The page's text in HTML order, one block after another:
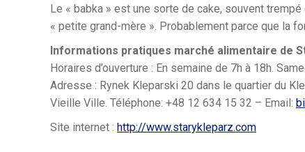
Le « babka » est une sorte de cake, souvent
« petite grand-mère ». Probablement parce que la
Informations pratiques marché alimentaire de
Horaires d’ouverture : En semaine de 7h à 18h.
Adresse : Rynek Kleparski 20 dans le quartier du
Vieille Ville. Téléphone: +48 12 634 15 32 – Email:
Site internet : http://www.starykleparz.com